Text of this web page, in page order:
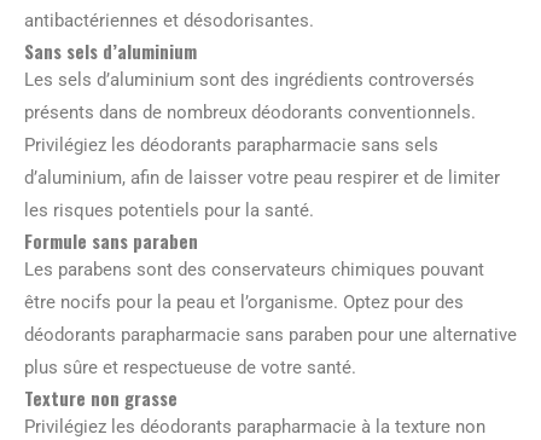
antibactériennes et désodorisantes.
Sans sels d’aluminium
Les sels d’aluminium sont des ingrédients controversés
présents dans de nombreux déodorants conventionnels.
Privilégiez les déodorants parapharmacie sans sels
d’aluminium, afin de laisser votre peau respirer et de limiter
les risques potentiels pour la santé.
Formule sans paraben
Les parabens sont des conservateurs chimiques pouvant
être nocifs pour la peau et l’organisme. Optez pour des
déodorants parapharmacie sans paraben pour une alternative
plus sûre et respectueuse de votre santé.
Texture non grasse
Privilégiez les déodorants parapharmacie à la texture non